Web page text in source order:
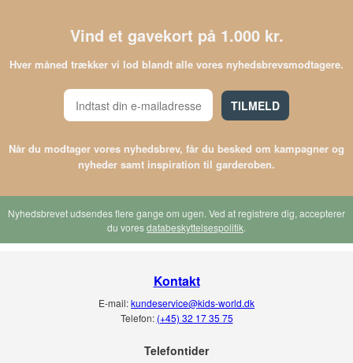
Vind et gavekort på 1.000 kr.
Hver måned trækker vi lod blandt alle vores nyhedsbrevsmodtagere.
TILMELD
Når du modtager vores nyhedsbrev, får du besked om kampagner og
nyheder samt inspiration til garderoben.
Nyhedsbrevet udsendes flere gange om ugen. Ved at registrere dig, accepterer
du voresdatabeskyttelsespolitik.
Kontakt
E-mail:kundeservice@kids-world.dk
Telefon: (+45) 32 17 35 75
Telefontider